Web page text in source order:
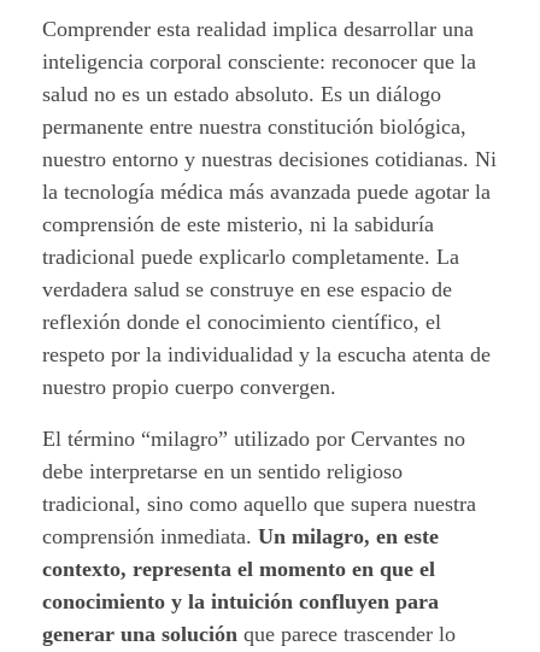
Comprender esta realidad implica desarrollar una
inteligencia corporal consciente: reconocer que la
salud no es un estado absoluto. Es un diálogo
permanente entre nuestra constitución biológica,
nuestro entorno y nuestras decisiones cotidianas. Ni
la tecnología médica más avanzada puede agotar la
comprensión de este misterio, ni la sabiduría
tradicional puede explicarlo completamente. La
verdadera salud se construye en ese espacio de
reflexión donde el conocimiento científico, el
respeto por la individualidad y la escucha atenta de
nuestro propio cuerpo convergen.
El término “milagro” utilizado por Cervantes no
debe interpretarse en un sentido religioso
tradicional, sino como aquello que supera nuestra
comprensión inmediata. Un milagro, en este
contexto, representa el momento en que el
conocimiento y la intuición confluyen para
generar una solución que parece trascender lo